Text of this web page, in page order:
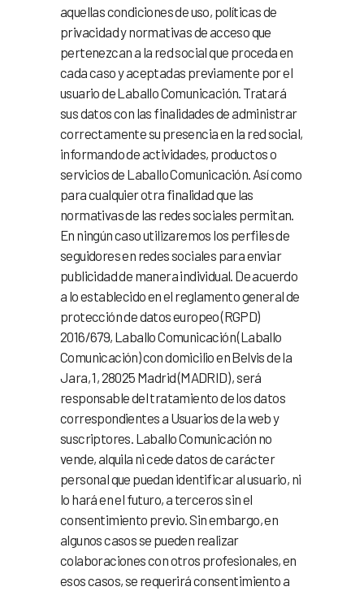
aquellas condiciones de uso, políticas de
privacidad y normativas de acceso que
pertenezcan a la red social que proceda en
cada caso y aceptadas previamente por el
usuario de Laballo Comunicación. Tratará
sus datos con las finalidades de administrar
correctamente su presencia en la red social,
informando de actividades, productos o
servicios de Laballo Comunicación. Así como
para cualquier otra finalidad que las
normativas de las redes sociales permitan.
En ningún caso utilizaremos los perfiles de
seguidores en redes sociales para enviar
publicidad de manera individual. De acuerdo
a lo establecido en el reglamento general de
protección de datos europeo (RGPD)
2016/679, Laballo Comunicación (Laballo
Comunicación) con domicilio en Belvis de la
Jara, 1, 28025 Madrid (MADRID) , será
responsable del tratamiento de los datos
correspondientes a Usuarios de la web y
suscriptores. Laballo Comunicación no
vende, alquila ni cede datos de carácter
personal que puedan identificar al usuario, ni
lo hará en el futuro, a terceros sin el
consentimiento previo. Sin embargo, en
algunos casos se pueden realizar
colaboraciones con otros profesionales, en
esos casos, se requerirá consentimiento a